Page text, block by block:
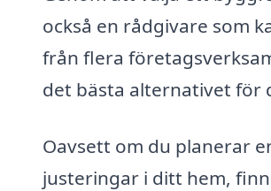
också en rådgivare som
från flera
det bästa alternativet för
Oavsett om du planerar
justeringar i ditt hem,